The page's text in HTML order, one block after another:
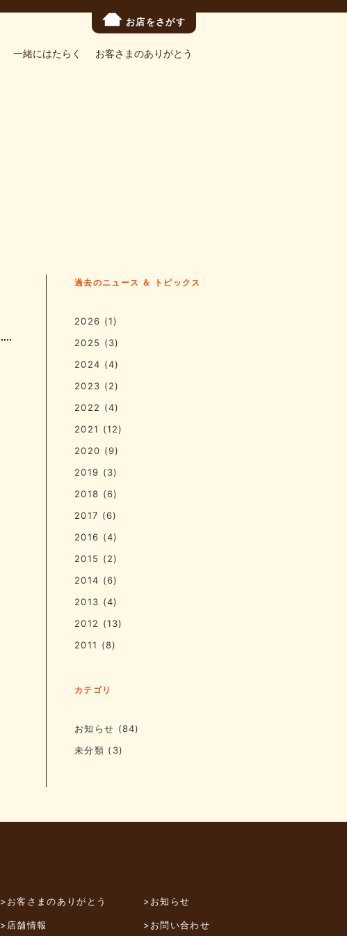
お店をさがす
一緒にはたらく お客さまのありがとう
過去のニュース ＆ トピックス
2026 (1)
2025 (3)
2024 (4)
2023 (2)
2022 (4)
2021 (12)
2020 (9)
2019 (3)
2018 (6)
2017 (6)
2016 (4)
2015 (2)
2014 (6)
2013 (4)
2012 (13)
2011 (8)
カテゴリ
お知らせ (84)
未分類 (3)
>お客さまのありがとう
>店舗情報
>お知らせ
>お問い合わせ